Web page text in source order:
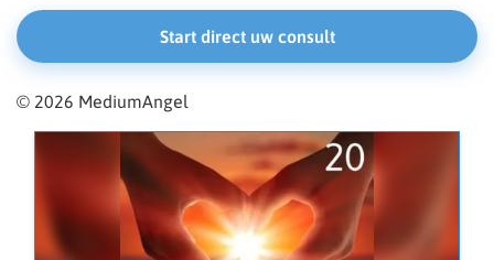
Start direct uw consult
© 2026 MediumAngel